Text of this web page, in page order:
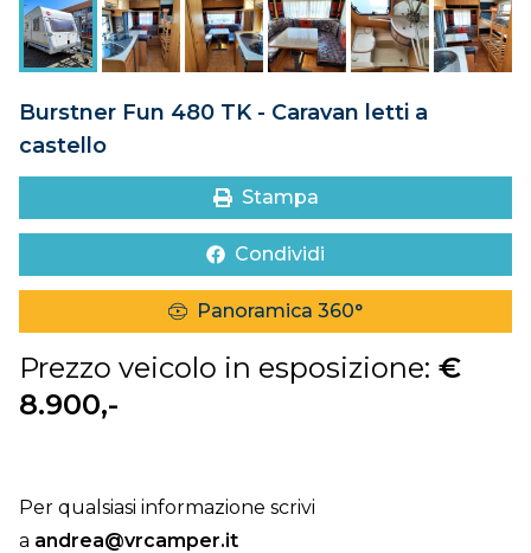
DOVE SIAMO
CONTATTI
Burstner Fun 480 TK - Caravan letti a
castello
Stampa
Condividi
Panoramica 360°
Prezzo veicolo in esposizione: €
8.900,-
Per qualsiasi informazione scrivi
a andrea@vrcamper.it